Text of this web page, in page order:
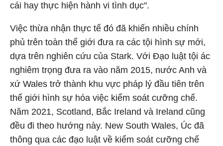
cái hay thực hiện hành vi tình dục".
Việc thừa nhận thực tế đó đã khiến nhiều chính
phủ trên toàn thế giới đưa ra các tội hình sự mới,
dựa trên nghiên cứu của Stark. Với Đạo luật tội ác
nghiêm trọng đưa ra vào năm 2015, nước Anh và
xứ Wales trở thành khu vực pháp lý đầu tiên trên
thế giới hình sự hóa việc kiểm soát cưỡng chế.
Năm 2021, Scotland, Bắc Ireland và Ireland cũng
đều đi theo hướng này. New South Wales, Úc đã
thông qua các đạo luật về kiểm soát cưỡng chế